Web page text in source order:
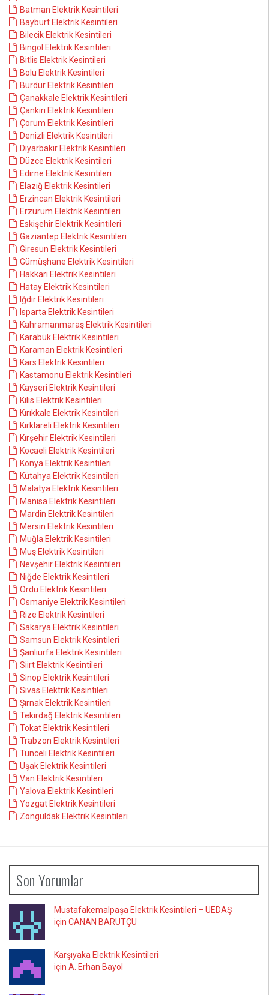
Batman Elektrik Kesintileri
Bayburt Elektrik Kesintileri
Bilecik Elektrik Kesintileri
Bingöl Elektrik Kesintileri
Bitlis Elektrik Kesintileri
Bolu Elektrik Kesintileri
Burdur Elektrik Kesintileri
Çanakkale Elektrik Kesintileri
Çankırı Elektrik Kesintileri
Çorum Elektrik Kesintileri
Denizli Elektrik Kesintileri
Diyarbakır Elektrik Kesintileri
Düzce Elektrik Kesintileri
Edirne Elektrik Kesintileri
Elazığ Elektrik Kesintileri
Erzincan Elektrik Kesintileri
Erzurum Elektrik Kesintileri
Eskişehir Elektrik Kesintileri
Gaziantep Elektrik Kesintileri
Giresun Elektrik Kesintileri
Gümüşhane Elektrik Kesintileri
Hakkari Elektrik Kesintileri
Hatay Elektrik Kesintileri
Iğdır Elektrik Kesintileri
Isparta Elektrik Kesintileri
Kahramanmaraş Elektrik Kesintileri
Karabük Elektrik Kesintileri
Karaman Elektrik Kesintileri
Kars Elektrik Kesintileri
Kastamonu Elektrik Kesintileri
Kayseri Elektrik Kesintileri
Kilis Elektrik Kesintileri
Kırıkkale Elektrik Kesintileri
Kırklareli Elektrik Kesintileri
Kırşehir Elektrik Kesintileri
Kocaeli Elektrik Kesintileri
Konya Elektrik Kesintileri
Kütahya Elektrik Kesintileri
Malatya Elektrik Kesintileri
Manisa Elektrik Kesintileri
Mardin Elektrik Kesintileri
Mersin Elektrik Kesintileri
Muğla Elektrik Kesintileri
Muş Elektrik Kesintileri
Nevşehir Elektrik Kesintileri
Niğde Elektrik Kesintileri
Ordu Elektrik Kesintileri
Osmaniye Elektrik Kesintileri
Rize Elektrik Kesintileri
Sakarya Elektrik Kesintileri
Samsun Elektrik Kesintileri
Şanlıurfa Elektrik Kesintileri
Siirt Elektrik Kesintileri
Sinop Elektrik Kesintileri
Sivas Elektrik Kesintileri
Şırnak Elektrik Kesintileri
Tekirdağ Elektrik Kesintileri
Tokat Elektrik Kesintileri
Trabzon Elektrik Kesintileri
Tunceli Elektrik Kesintileri
Uşak Elektrik Kesintileri
Van Elektrik Kesintileri
Yalova Elektrik Kesintileri
Yozgat Elektrik Kesintileri
Zonguldak Elektrik Kesintileri
Son Yorumlar
Mustafakemalpaşa Elektrik Kesintileri – UEDAŞ
için CANAN BARUTÇU
Karşıyaka Elektrik Kesintileri
için A. Erhan Bayol